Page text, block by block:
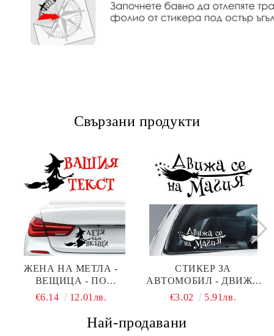
Свързани продукти
ЖЕНА НА МЕТЛА -
ВЕЩИЦА - ПО
ПОРЪЧКА
€6.14 12.01лв.
СТИКЕР ЗА
АВТОМОБИЛ - ДВИЖА
СЕ НА МАГИЯ
€3.02 5.91лв.
Най-продавани